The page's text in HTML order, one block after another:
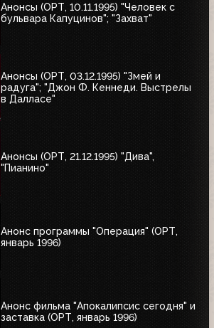
Анонсы (ОРТ, 10.11.1995) "Человек с
бульвара Капуцинов"; "Захват"
Анонсы (ОРТ, 03.12.1995) "Змей и
радуга"; "Джон Ф. Кеннеди. Выстрелы
в Далласе"
Анонсы (ОРТ, 21.12.1995) "Дива",
"Пианино"
Анонс программы "Операция" (ОРТ,
январь 1996)
Анонс фильма "Апокалипсис сегодня" и
заставка (ОРТ, январь 1996)